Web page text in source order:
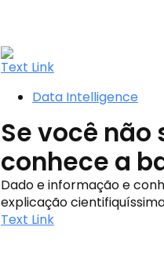
Text Link
Data Intelligence
Se você não
conhece a
Dado e informação e
explicação
Text Link